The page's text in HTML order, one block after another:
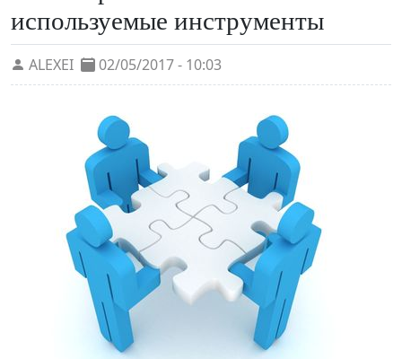
используемые инструменты
ALEXEI 02/05/2017 - 10:03